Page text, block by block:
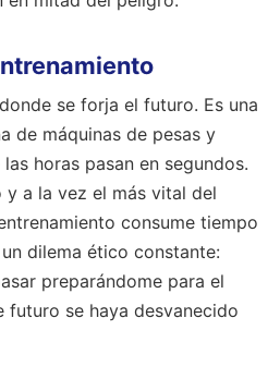
se forja el futuro. Es una
de máquinas de pesas y
horas pasan en segundos.
y a la vez el más vital del
consume tiempo
dilema ético constante:
preparándome para el
futuro se haya desvanecido